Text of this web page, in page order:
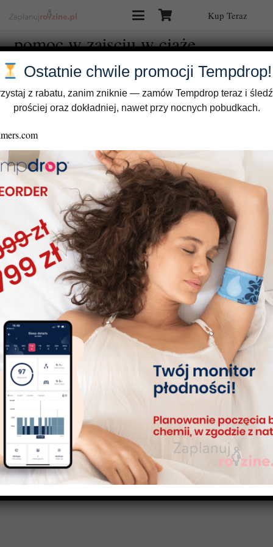
Kup Teraz
pomoc w zajsciu w ciąże
Wprowadzenie do Okna Płodności i Dlaczego Jest Ważne
Ostatnie chwile promocji Tempdrop!
z rabatu, zanim zniknie — zamów Tempdrop teraz i
prościej oraz dokładniej, nawet przy nocnych pobudkach.